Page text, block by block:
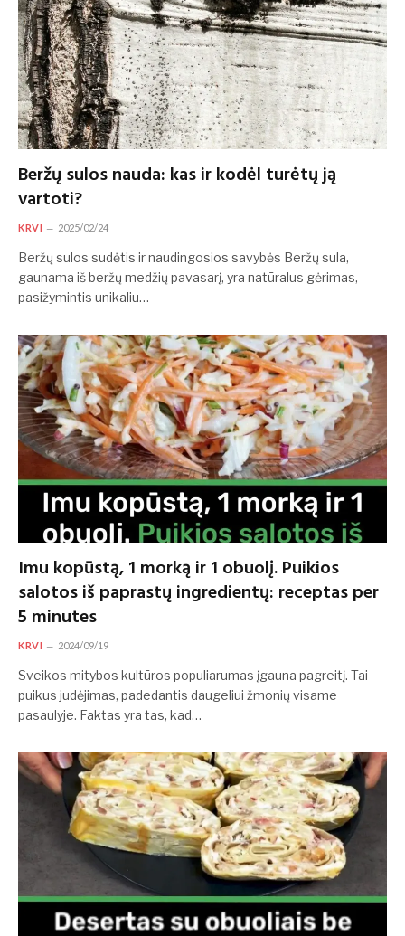
Beržų sulos nauda: kas ir kodėl turėtų ją
vartoti?
KRVI 2025/02/24
Beržų sulos sudėtis ir naudingosios savybės Beržų sula,
gaunama iš beržų medžių pavasarį, yra natūralus gėrimas,
pasižymintis unikaliu…
Imu kopūstą, 1 morką ir 1 obuolį. Puikios
salotos iš paprastų ingredientų: receptas per
5 minutes
KRVI 2024/09/19
Sveikos mitybos kultūros populiarumas įgauna pagreitį. Tai
puikus judėjimas, padedantis daugeliui žmonių visame
pasaulyje. Faktas yra tas, kad…